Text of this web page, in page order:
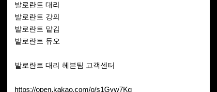
발로란트 대리
발로란트 강의
발로란트 맡김
발로란트 듀오
발로란트 대리 헤븐팀 고객센터
https://open.kakao.com/o/s1Gyw7Kg